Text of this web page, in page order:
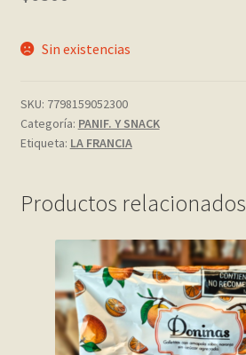
Privacy Policy
Wishlist
Sin existencias
SKU: 7798159052300
Categoría: PANIF. Y SNACK
Etiqueta: LA FRANCIA
Productos relacionados